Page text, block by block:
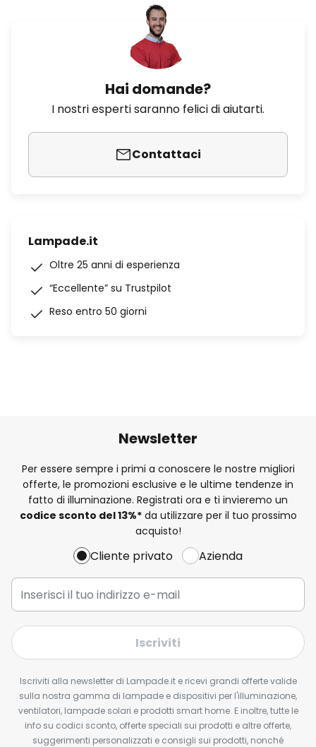
Hai domande?
I nostri esperti saranno felici di aiutarti.
Contattaci
Lampade.it
Oltre 25 anni di esperienza
“Eccellente” su Trustpilot
Reso entro 50 giorni
Newsletter
Per essere sempre i primi a conoscere le nostre migliori
offerte, le promozioni esclusive e le ultime tendenze in
fatto di illuminazione. Registrati ora e ti invieremo un
codice sconto del13%*da utilizzare per il tuo prossimo
acquisto!
Cliente privato Azienda
Iscriviti
Iscriviti alla newsletter di Lampade.it e ricevi grandi offerte valide
sulla nostra gamma di lampade e dispositivi per l'illuminazione,
ventilatori, lampade solari e prodotti smart home. E inoltre, tutte le
info su codici sconto, offerte speciali sui prodotti e altre offerte,
suggerimenti personalizzati e consigli sui prodotti, nonché